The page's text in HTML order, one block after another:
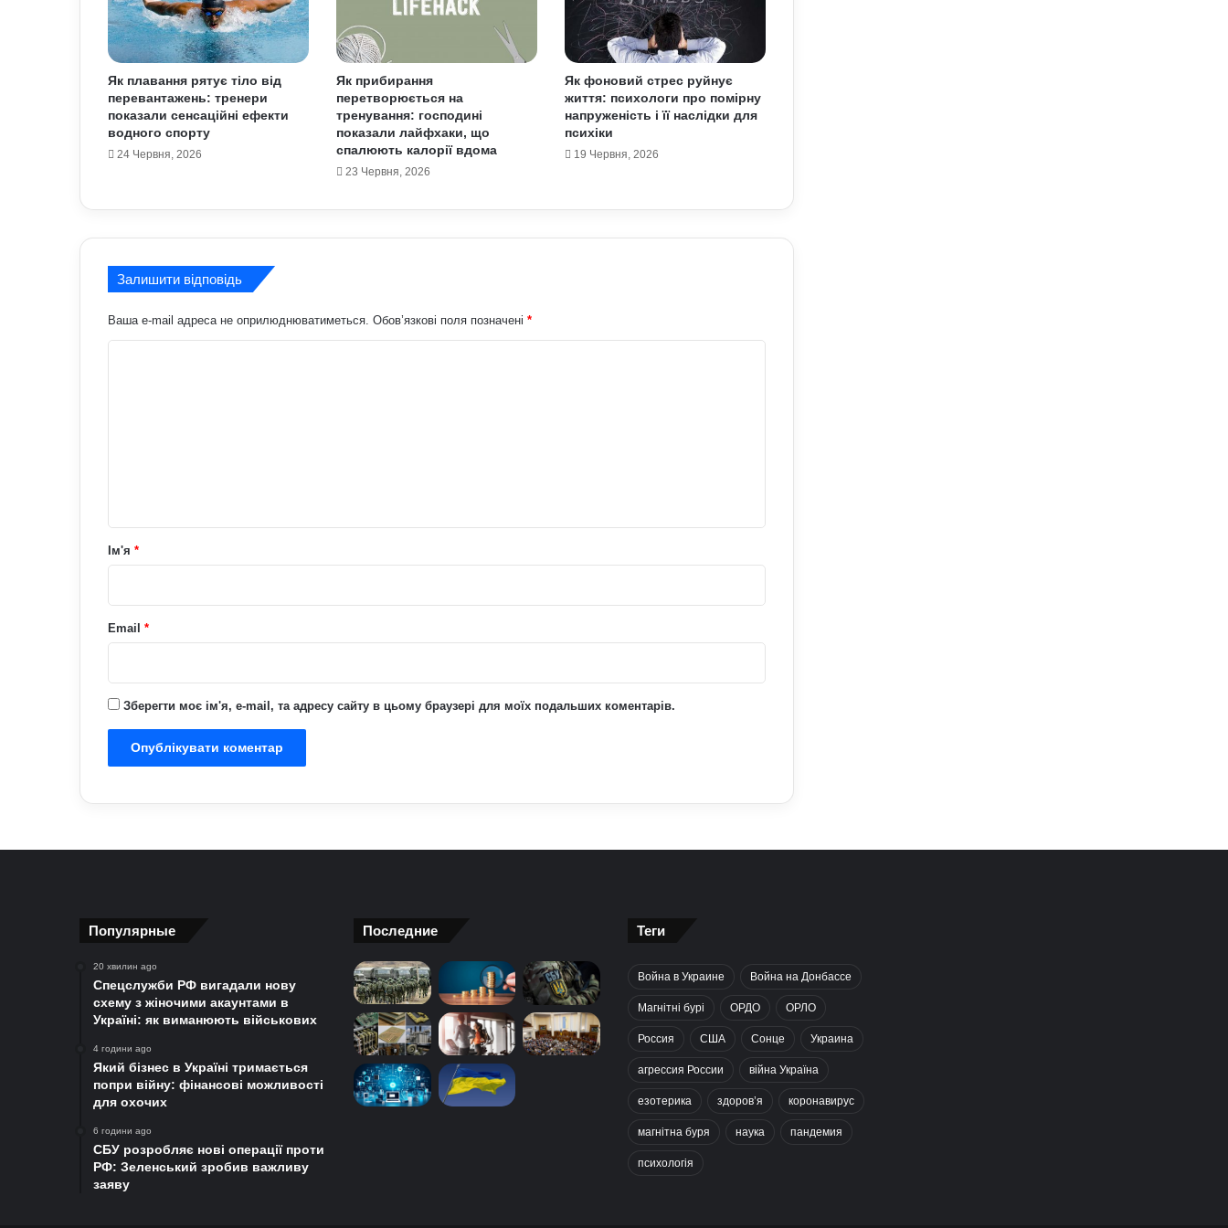
Як правильно готуватися до спорту:
прості кроки, що захищають тіло від
перевантажень
Як спортивне харчування впливає на
тіло: протеїни та добавки у реальних
результатах тренувань
Як плавання рятує тіло від
перевантажень: тренери
показали сенсаційні ефекти
водного спорту
24 Червня, 2026
Як прибирання
перетворюється на
тренування: господині
показали лайфхаки, що
спалюють калорії вдома
23 Червня, 2026
Як фоновий стрес руйнує
життя: психологи про помірну
напруженість і її наслідки для
психіки
19 Червня, 2026
Залишити відповідь
Ваша e-mail адреса не оприлюднюватиметься. Обов’язкові поля позначені *
рІм'я *
Email *
Зберегти моє ім'я, e-mail, та адресу сайту в цьому браузері для моїх подальших коментарів.
Популярные
20 хвилин ago
Спецслужби РФ вигадали нову
схему з жіночими акаунтами в
Україні: як виманюють військових
4 години ago
Який бізнес в Україні тримається
попри війну: фінансові можливості
для охочих
6 години ago
СБУ розробляє нові операції проти
РФ: Зеленський зробив важливу
заяву
Последние Теги
Война в Украине Война на Донбассе
Магнітні бурі ОРДО ОРЛО
Россия США Сонце Украина
агрессия России війна Україна
езотерика здоров’я коронавирус
магнітна буря наука пандемия
психологія